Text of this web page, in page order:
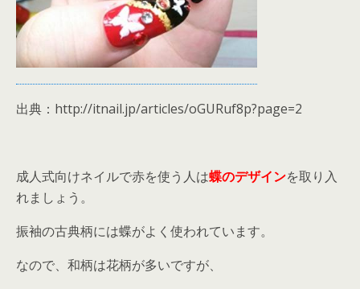
出典：http://itnail.jp/articles/oGURuf8p?page=2
成人式向けネイルで赤を使う人は蝶のデザインを取り入
れましょう。
振袖の古典柄には蝶がよく使われています。
なので、和柄は花柄が多いですが、